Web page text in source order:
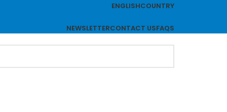
ENGLISHCOUNTRY
NEWSLETTERCONTACT USFAQS